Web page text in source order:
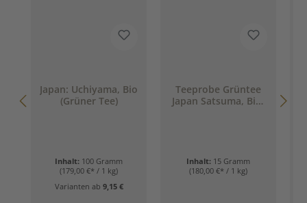
Japan: Uchiyama, Bio
(Grüner Tee)
Inhalt: 100 Gramm
(179,00 €* / 1 kg)
Varianten ab 9,15 €
Teeprobe Grüntee
Japan Satsuma, Bio,
Inhalt: 15 Gramm
(180,00 €* / 1 kg)